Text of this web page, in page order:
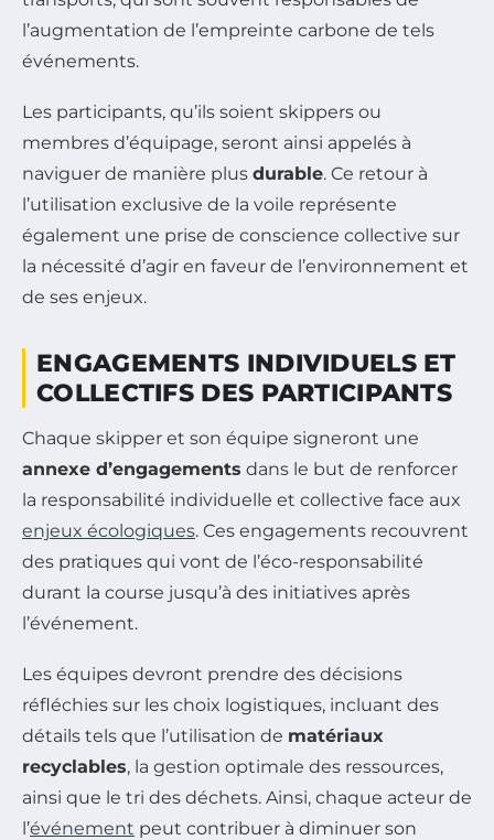
l’augmentation de l’empreinte carbone de tels
événements.
Les participants, qu’ils soient skippers ou
membres d’équipage, seront ainsi appelés à
naviguer de manière plus durable. Ce retour à
l’utilisation exclusive de la voile représente
également une prise de conscience collective sur
la nécessité d’agir en faveur de l’environnement et
de ses enjeux.
ENGAGEMENTS INDIVIDUELS ET
COLLECTIFS DES PARTICIPANTS
Chaque skipper et son équipe signeront une
annexe d’engagements dans le but de renforcer
la responsabilité individuelle et collective face aux
enjeux écologiques. Ces engagements recouvrent
des pratiques qui vont de l’éco-responsabilité
durant la course jusqu’à des initiatives après
l’événement.
Les équipes devront prendre des décisions
réfléchies sur les choix logistiques, incluant des
détails tels que l’utilisation de matériaux
recyclables, la gestion optimale des ressources,
ainsi que le tri des déchets. Ainsi, chaque acteur de
l’événement peut contribuer à diminuer son